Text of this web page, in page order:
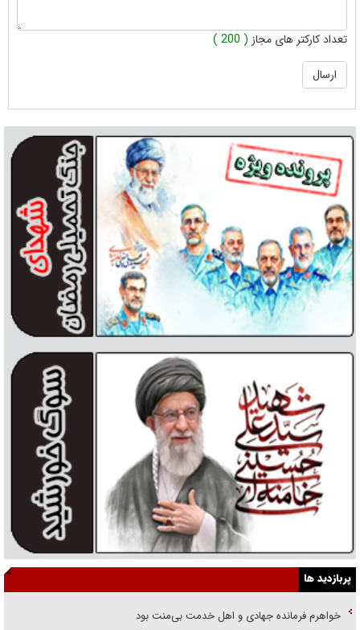
تعداد کارکتر های مجاز ( 200 )
پربازدید ها
خواهرم فرمانده جهادی و اهل خدمت بی‌منت بود